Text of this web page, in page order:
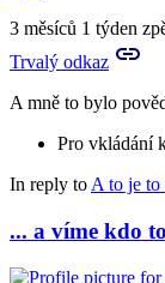
3 měsíců 1 týden
Trvalý odkaz
A mně to bylo
Pro vkládání
In reply to A to je
... a víme kdo